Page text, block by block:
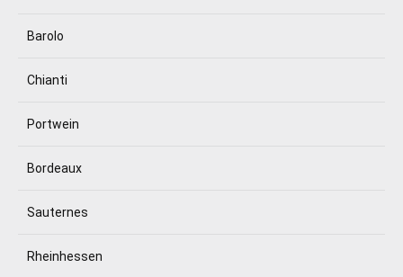
Barolo
Chianti
Portwein
Bordeaux
Sauternes
Rheinhessen